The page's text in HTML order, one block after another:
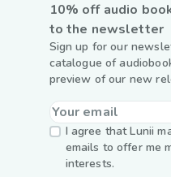
10% off audio
to the newsletter
Sign up for our
catalogue of
preview of our new
I agree that Lunii
emails to offer me
interests.